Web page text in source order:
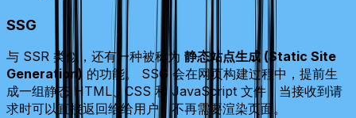
SSG
与 SSR 类似，还有一种被称为 静态站点生成 (Static Site
Generation) 的功能。 SSG 会在网页构建过程中，提前生
成一组静态 HTML、CSS 和 JavaScript 文件，当接收到请
求时可以直接返回给给用户，不再需要渲染页面。